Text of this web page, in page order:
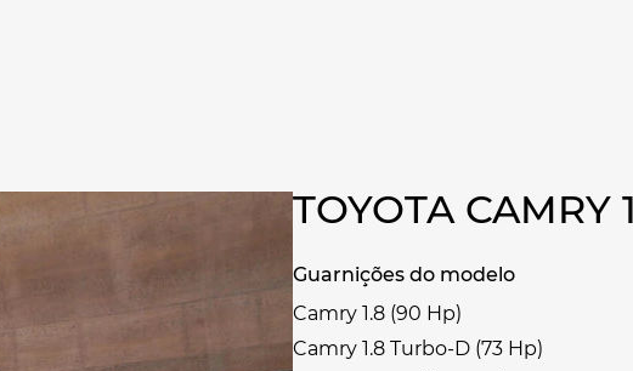
TOYOTA CAMRY
Guarnições do modelo
Camry 1.8 (90 Hp)
Camry 1.8 Turbo-D (73 Hp)